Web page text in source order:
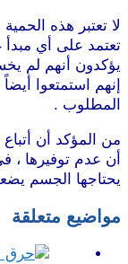
لا تعتبر هذه
تعتمد على أي مبدأ
يؤكدون أنهم لم
إنهم استمتعوا
المطلوب .
من المؤكد أن
أن عدم توفيرها ،
يحتاجها الجسم
مواضيع متعلقة